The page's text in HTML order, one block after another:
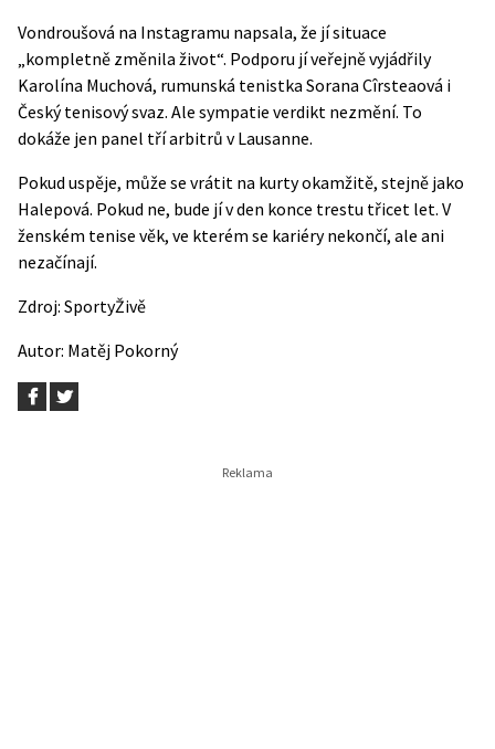
Vondroušová na Instagramu napsala, že jí situace
„kompletně změnila život“. Podporu jí veřejně vyjádřily
Karolína Muchová, rumunská tenistka Sorana Cîrsteaová i
Český tenisový svaz. Ale sympatie verdikt nezmění. To
dokáže jen panel tří arbitrů v Lausanne.
Pokud uspěje, může se vrátit na kurty okamžitě, stejně jako
Halepová. Pokud ne, bude jí v den konce trestu třicet let. V
ženském tenise věk, ve kterém se kariéry nekončí, ale ani
nezačínají.
Zdroj: SportyŽivě
Autor: Matěj Pokorný